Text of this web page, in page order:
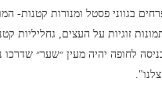
בגווני פסטל ומנורות קטנות-
זוגיות על העצים, גחליליות
לחופה יהיה מעין ״שער״ שדרכו